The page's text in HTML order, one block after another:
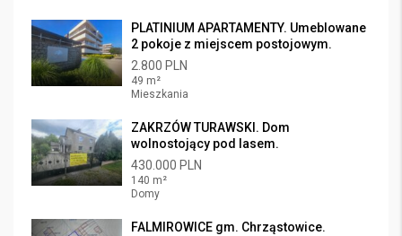
PLATINIUM APARTAMENTY. Umeblowane
2 pokoje z miejscem postojowym.
2.800 PLN
49 m²
Mieszkania
ZAKRZÓW TURAWSKI. Dom
wolnostojący pod lasem.
430.000 PLN
140 m²
Domy
FALMIROWICE gm. Chrząstowice.